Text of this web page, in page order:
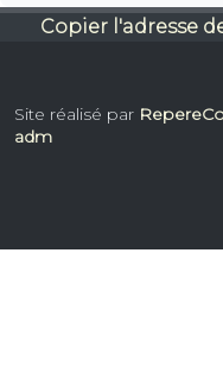
Copier l'adresse
Site réalisé par
adm